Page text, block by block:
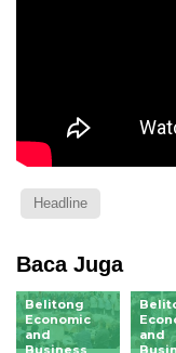
Headline
Baca Juga
Belitong
Economic
and
Business
and